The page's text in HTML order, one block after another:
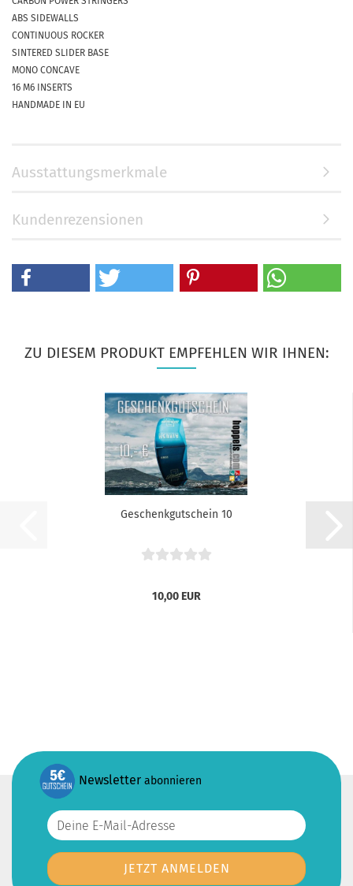
ABS SIDEWALLS
CONTINUOUS ROCKER
SINTERED SLIDER BASE
MONO CONCAVE
16 M6 INSERTS
HANDMADE IN EU
Ausstattungsmerkmale
Kundenrezensionen
ZU DIESEM PRODUKT EMPFEHLEN WIR IHNEN:
Geschenkgutschein 10
10,00 EUR
Newsletter abonnieren